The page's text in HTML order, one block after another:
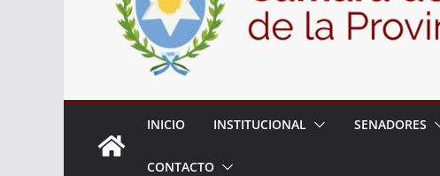
INICIO INSTITUCIONAL SENADORES
CONTACTO